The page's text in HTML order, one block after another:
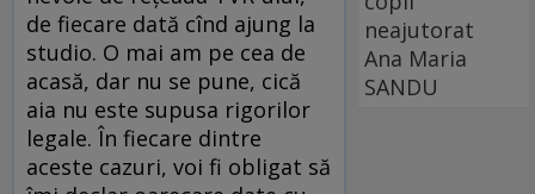
de fiecare dată cînd ajung la
studio. O mai am pe cea de
acasă, dar nu se pune, cică
aia nu este supusa rigorilor
legale. În fiecare dintre
aceste cazuri, voi fi obligat să
neajutorat
Ana Maria
SANDU